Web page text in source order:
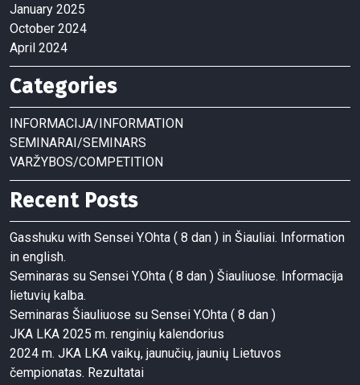
January 2025
October 2024
April 2024
Categories
INFORMACIJA/INFORMATION
SEMINARAI/SEMINARS
VARŽYBOS/COMPETITION
Recent Posts
Gasshuku with Sensei Y.Ohta ( 8 dan ) in Šiauliai. Information
in english.
Seminaras su Sensei Y.Ohta ( 8 dan ) Šiauliuose. Informacija
lietuvių kalba.
Seminaras Šiauliuose su Sensei Y.Ohta ( 8 dan )
JKA LKA 2025 m. renginių kalendorius
2024 m. JKA LKA vaikų, jaunučių, jaunių Lietuvos
čempionatas. Rezultatai